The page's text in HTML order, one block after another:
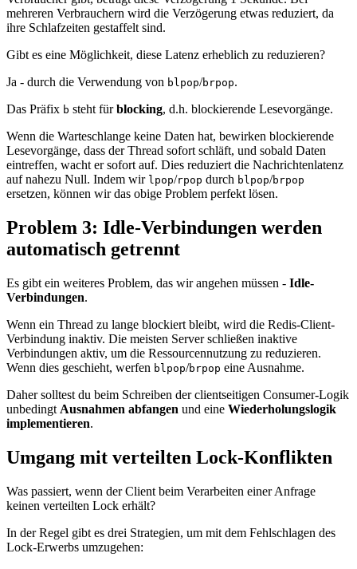
mehreren Verbrauchern wird die Verzögerung etwas reduziert, da
ihre Schlafzeiten gestaffelt sind.
Gibt es eine Möglichkeit, diese Latenz erheblich zu reduzieren?
Ja - durch die Verwendung von blpop/brpop.
Das Präfix b steht fürblocking, d.h. blockierende Lesevorgänge.
Wenn die Warteschlange keine Daten hat, bewirken blockierende
Lesevorgänge, dass der Thread sofort schläft, und sobald Daten
eintreffen, wacht er sofort auf. Dies reduziert die Nachrichtenlatenz
auf nahezu Null. Indem wir lpop/rpop durch blpop/brpop
ersetzen, können wir das obige Problem perfekt lösen.
Problem 3: Idle-Verbindungen werden
automatisch getrennt
Es gibt ein weiteres Problem, das wir angehen müssen - Idle-
Verbindungen.
Wenn ein Thread zu lange blockiert bleibt, wird die Redis-Client-
Verbindung inaktiv. Die meisten Server schließen inaktive
Verbindungen aktiv, um die Ressourcennutzung zu reduzieren.
Wenn dies geschieht, werfen blpop/brpop eine Ausnahme.
Daher solltest du beim Schreiben der clientseitigen Consumer-Logik
unbedingt Ausnahmen abfangen und eine Wiederholungslogik
implementieren.
Umgang mit verteilten Lock-Konflikten
Was passiert, wenn der Client beim Verarbeiten einer Anfrage
keinen verteilten Lock erhält?
In der Regel gibt es drei Strategien, um mit dem Fehlschlagen des
Lock-Erwerbs umzugehen: